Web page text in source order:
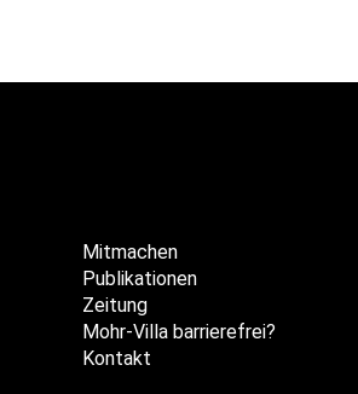
Mitmachen
Publikationen
Zeitung
Mohr-Villa barrierefrei?
Kontakt